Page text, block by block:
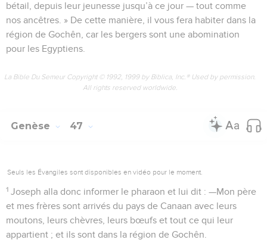
bétail, depuis leur jeunesse jusqu’à ce jour — tout comme
nos ancêtres. » De cette manière, il vous fera habiter dans la
région de Gochên, car les bergers sont une abomination
pour les Egyptiens.
La Bible Du Semeur Copyright © 1992, 1999 by Biblica, Inc.® Used by permission.
All rights reserved worldwide.
Genèse 47
Seuls les Évangiles sont disponibles en vidéo pour le moment.
1 Joseph alla donc informer le pharaon et lui dit : —Mon père
et mes frères sont arrivés du pays de Canaan avec leurs
moutons, leurs chèvres, leurs bœufs et tout ce qui leur
appartient ; et ils sont dans la région de Gochên.